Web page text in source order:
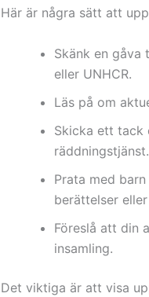
Här är några sätt att
Skänk en gåva
eller UNHCR.
Läs på om
Skicka ett tack
räddningstjänst.
Prata med
berättelser
Föreslå att din
insamling.
Det viktiga är att visa